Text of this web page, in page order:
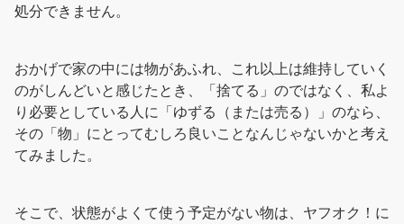
処分できません。
おかげで家の中には物があふれ、これ以上は維持していく
のがしんどいと感じたとき、「捨てる」のではなく、私よ
り必要としている人に「ゆずる（または売る）」のなら、
その「物」にとってむしろ良いことなんじゃないかと考え
てみました。
そこで、状態がよくて使う予定がない物は、ヤフオク！に